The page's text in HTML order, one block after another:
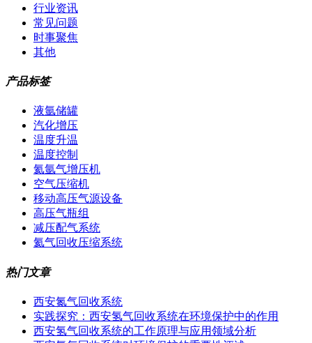
行业资讯
常见问题
时事聚焦
其他
产品标签
液氩储罐
汽化增压
温度升温
温度控制
氦氩气增压机
空气压缩机
移动高压气源设备
高压气瓶组
减压配气系统
氦气回收压缩系统
热门文章
西安氮气回收系统
实践探究：西安氢气回收系统在环境保护中的作用
西安氢气回收系统的工作原理与应用领域分析